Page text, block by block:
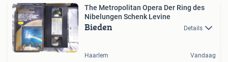
The Metropolitan Opera Der Ring des
Nibelungen Schenk Levine
Bieden Details
Haarlem Vandaag